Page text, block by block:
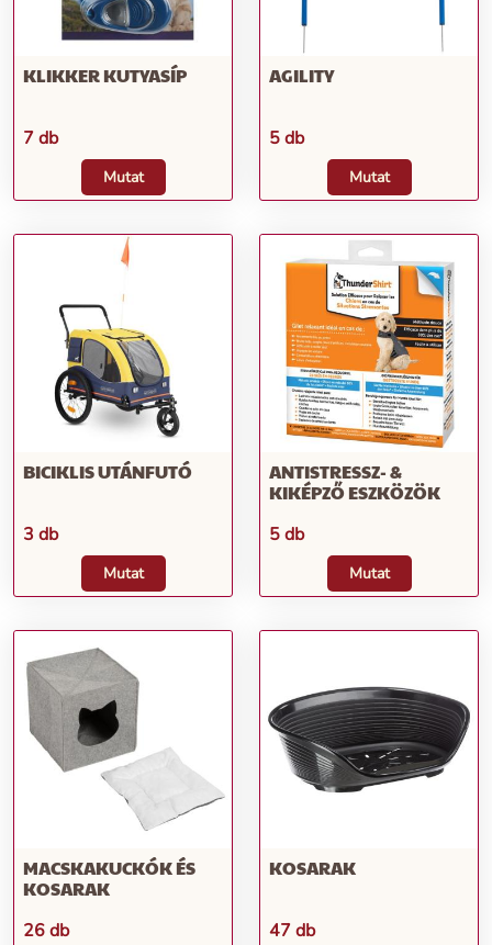
KLIKKER KUTYASÍP
7 db
Mutat
AGILITY
5 db
Mutat
BICIKLIS UTÁNFUTÓ
3 db
Mutat
ANTISTRESSZ- &
KIKÉPZŐ ESZKÖZÖK
5 db
Mutat
MACSKAKUCKÓK ÉS
KOSARAK
26 db
KOSARAK
47 db